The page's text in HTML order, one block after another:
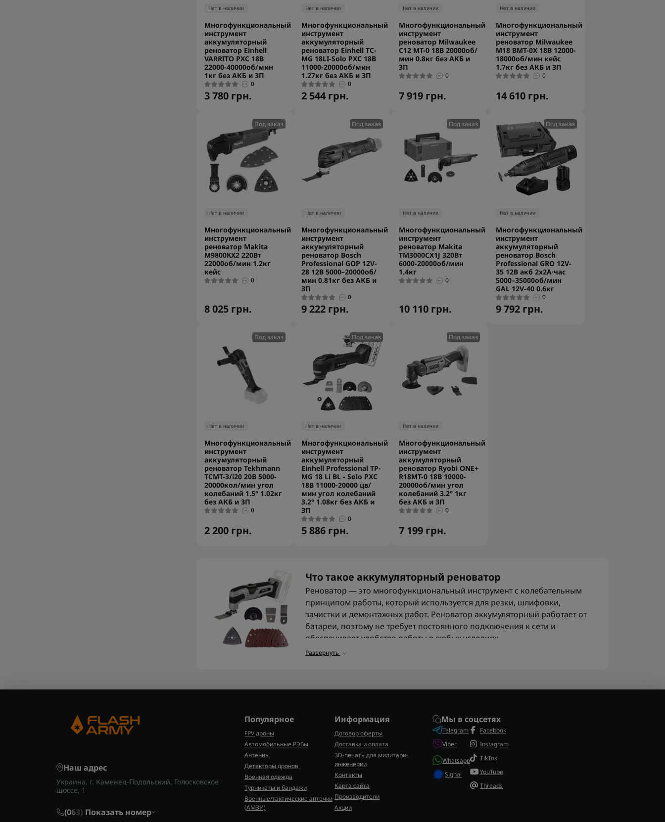
Нет в наличии
Многофункциональный
инструмент
аккумуляторный
реноватор Einhell
VARRITO PXC 18В
22000-40000об/мин
1кг без АКБ и ЗП
0
3 780 грн.
Нет в наличии
Многофункциональный
инструмент
аккумуляторный
реноватор Einhell TC-
MG 18LI-Solo PXC 18В
11000-20000об/мин
1.27кг без АКБ и ЗП
0
2 544 грн.
Нет в наличии
Многофункциональный
инструмент
реноватор Milwaukee
C12 MT-0 18В 20000об/
мин 0.8кг без АКБ и
ЗП
0
7 919 грн.
Нет в наличии
Многофункциональный
инструмент
реноватор Milwaukee
M18 BMT-0X 18В 12000-
18000об/мин кейс
1.7кг без АКБ и ЗП
0
14 610 грн.
Под заказ
Нет в наличии
Многофункциональный
инструмент
реноватор Makita
M9800KX2 220Вт
22000об/мин 1.2кг
кейс
0
8 025 грн.
Под заказ
Нет в наличии
Многофункциональный
инструмент
аккумуляторный
реноватор Bosch
Professional GOP 12V-
28 12В 5000–20000об/
мин 0.81кг без АКБ и
ЗП
0
9 222 грн.
Под заказ
Нет в наличии
Многофункциональный
инструмент
реноватор Makita
TM3000CX1J 320Вт
6000-20000об/мин
1.4кг
0
10 110 грн.
Под заказ
Нет в наличии
Многофункциональный
инструмент
аккумуляторный
реноватор Bosch
Professional GRO 12V-
35 12В акб 2х2А·час
5000–35000об/мин
GAL 12V-40 0.6кг
0
9 792 грн.
Под заказ
Нет в наличии
Многофункциональный
инструмент
аккумуляторный
реноватор Tekhmann
TCMT-3/i20 20В 5000-
20000кол/мин угол
колебаний 1.5° 1.02кг
без АКБ и ЗП
0
2 200 грн.
Под заказ
Нет в наличии
Многофункциональный
инструмент
аккумуляторный
Einhell Professional TP-
MG 18 Li BL - Solo PXC
18В 11000-20000 цв/
мин угол колебаний
3.2° 1.08кг без АКБ и
ЗП
0
5 886 грн.
Под заказ
Нет в наличии
Многофункциональный
инструмент
аккумуляторный
реноватор Ryobi ONE+
R18MT-0 18В 10000-
20000об/мин угол
колебаний 3.2° 1кг
без АКБ и ЗП
0
7 199 грн.
Что такое аккумуляторный реноватор
Реноватор — это многофункциональный инструмент с колебательным
принципом работы, который используется для резки, шлифовки,
зачистки и демонтажных работ. Реноватор аккумуляторный работает от
батареи, поэтому не требует постоянного подключения к сети и
обеспечивает удобство работы в любых условиях.
Такой беспроводной инструмент подходит для ремонта, монтажа, работы
Какие функции выполняет реноватор
задач одним инструментом:
резка дерева, пластика и тонкого металла;
подрезка ламината, плинтусов и дверных коробок;
шлифовка поверхностей в углах и труднодоступных местах;
удаление клея, герметика, старого покрытия;
демонтаж мелких элементов.
Для работ с крепежом и монтажом дополнительно могут понадобиться
Развернуть
Наш адрес
Украина, г. Каменец-Подольский, Голосковское
шоссе, 1
(063) Показать номер
Популярное
FPV дроны
Автомобильные РЭБы
Антенны
Детекторы дронов
Военная одежда
Турникеты и бандажи
Военные/тактические аптечки
(AMЗИ)
Информация
Договор оферты
Доставка и оплата
3D-печать для милитари-
инженерии
Контакты
Карта сайта
Производители
Акции
Мы в соцсетях
Telegram
Viber
Whatsapp
Signal
Facebook
Instagram
TikTok
YouTube
Threads